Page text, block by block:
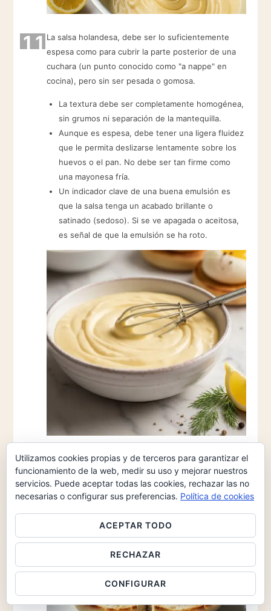
11 La salsa holandesa, debe ser lo suficientemente
espesa como para cubrir la parte posterior de una
cuchara (un punto conocido como "a nappe" en
cocina), pero sin ser pesada o gomosa.
La textura debe ser completamente homogénea,
sin grumos ni separación de la mantequilla.
Aunque es espesa, debe tener una ligera fluidez
que le permita deslizarse lentamente sobre los
huevos o el pan. No debe ser tan firme como
una mayonesa fría.
Un indicador clave de una buena emulsión es
que la salsa tenga un acabado brillante o
satinado (sedoso). Si se ve apagada o aceitosa,
es señal de que la emulsión se ha roto.
PRESENTACIÓN
12Cortamos rebanadas de pan transversalmente y
las tostamos.
Utilizamos cookies propias y de terceros para garantizar el
funcionamiento de la web, medir su uso y mejorar nuestros
servicios. Puede aceptar todas las cookies, rechazar las no
necesarias o configurar sus preferencias. Política de cookies
ACEPTAR TODO
RECHAZAR
CONFIGURAR